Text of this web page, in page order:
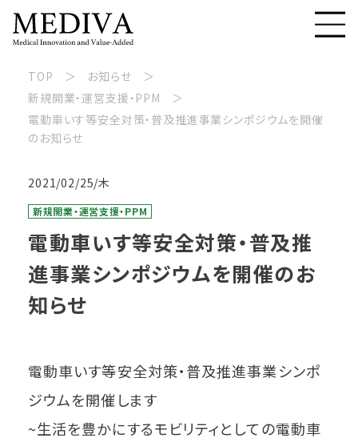
TOP
お知らせ
新規開業・運営支援・PPM
電動車いす等安全対策・普及推進事業シンポジウムを開催
のお知らせ
2021/02/25/木
新規開業・運営支援・PPM
電動車いす等安全対策・普及推
進事業シンポジウムを開催のお
知らせ
電動車いす等安全対策・普及推進事業シンポ
ジウムを開催します
~生活を豊かにするモビリティとしての電動車